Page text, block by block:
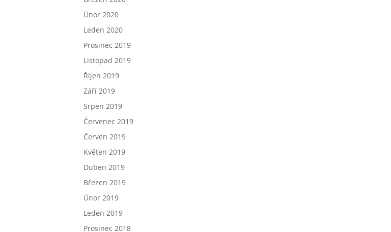
Únor 2020
Leden 2020
Prosinec 2019
Listopad 2019
Říjen 2019
Září 2019
Srpen 2019
Červenec 2019
Červen 2019
Květen 2019
Duben 2019
Březen 2019
Únor 2019
Leden 2019
Prosinec 2018